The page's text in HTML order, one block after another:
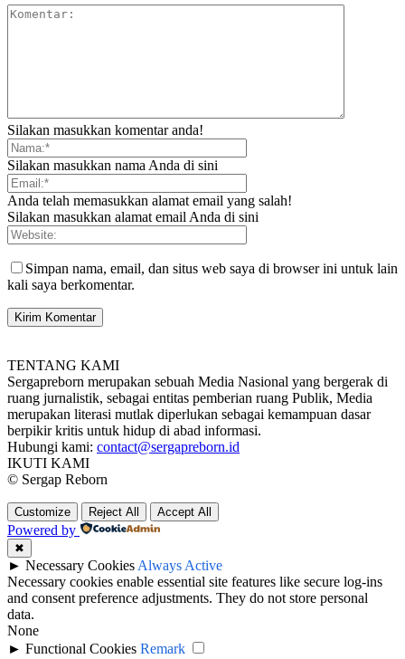
Silakan masukkan komentar anda!
Silakan masukkan nama Anda di sini
Anda telah memasukkan alamat email yang salah!
Silakan masukkan alamat email Anda di sini
Simpan nama, email, dan situs web saya di browser ini untuk lain
kali saya berkomentar.
TENTANG KAMI
Sergapreborn merupakan sebuah Media Nasional yang bergerak di
ruang jurnalistik, sebagai entitas pemberian ruang Publik, Media
merupakan literasi mutlak diperlukan sebagai kemampuan dasar
berpikir kritis untuk hidup di abad informasi.
Hubungi kami: contact@sergapreborn.id
IKUTI KAMI
© Sergap Reborn
Customize Reject All Accept All
Powered by
✖
► Necessary Cookies Always Active
Necessary cookies enable essential site features like secure log-ins
and consent preference adjustments. They do not store personal
data.
None
► Functional Cookies Remark